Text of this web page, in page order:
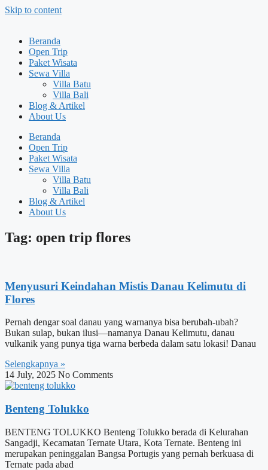
Skip to content
Beranda
Open Trip
Paket Wisata
Sewa Villa
Villa Batu
Villa Bali
Blog & Artikel
About Us
Beranda
Open Trip
Paket Wisata
Sewa Villa
Villa Batu
Villa Bali
Blog & Artikel
About Us
Tag: open trip flores
Menyusuri Keindahan Mistis Danau Kelimutu di
Flores
Pernah dengar soal danau yang warnanya bisa berubah-ubah?
Bukan sulap, bukan ilusi—namanya Danau Kelimutu, danau
vulkanik yang punya tiga warna berbeda dalam satu lokasi! Danau
Selengkapnya »
14 July, 2025 No Comments
Benteng Tolukko
BENTENG TOLUKKO Benteng Tolukko berada di Kelurahan
Sangadji, Kecamatan Ternate Utara, Kota Ternate. Benteng ini
merupakan peninggalan Bangsa Portugis yang pernah berkuasa di
Ternate pada abad